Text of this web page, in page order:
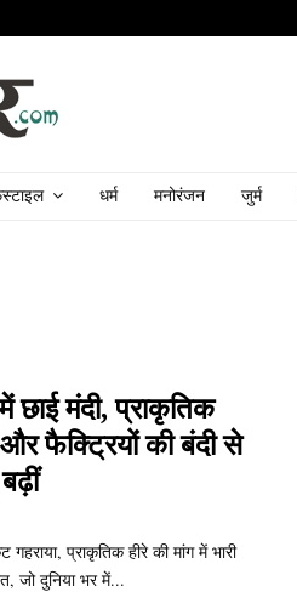
धर्म मनोरंजन जुर्म
छाई मंदी, प्राकृतिक
और फैक्ट्रियों की बंदी से
प्राकृतिक हीरे की मांग में भारी
जो दुनिया भर में...